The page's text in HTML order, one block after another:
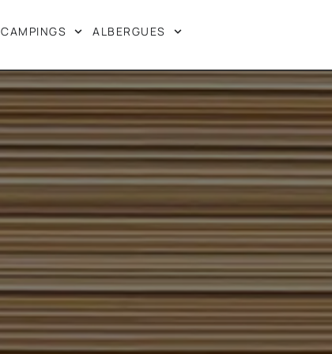
CAMPINGS ALBERGUES